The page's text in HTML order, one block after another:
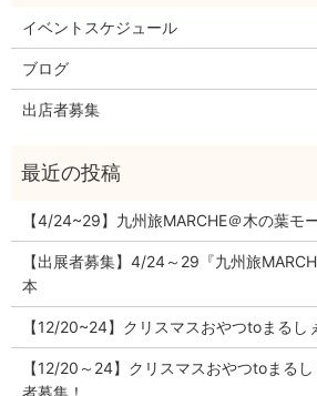
イベントスケジュール
ブログ
出店者募集
【4/24~29】九州旅MARCHE＠木の葉モ
【出展者募集】4/24～29『九州旅
本
【12/20~24】クリスマスおやつtoまるし
【12/20～24】クリスマスおやつtoまる
者募集！